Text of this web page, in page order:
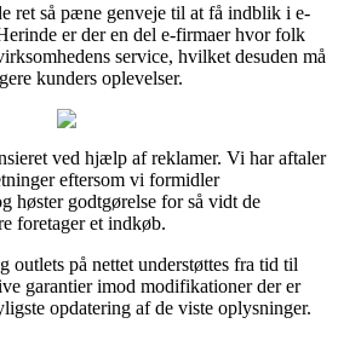
ret så pæne genveje til at få indblik i e-
er der en del e-firmaer hvor folk
service, hvilket desuden må
kunders oplevelser.
ved hjælp af reklamer. Vi har aftaler
eftersom vi formidler
høster godtgørelse for så vidt de
foretager et indkøb.
outlets på nettet understøttes fra tid til
garantier imod modifikationer der er
opdatering af de viste oplysninger.